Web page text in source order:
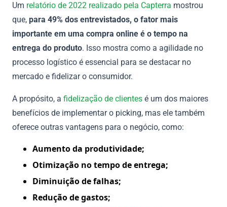
Um relatório de 2022 realizado pela Capterra mostrou
que, para 49% dos entrevistados, o fator mais
importante em uma compra online é o tempo na
entrega do produto. Isso mostra como a agilidade no
processo logístico é essencial para se destacar no
mercado e fidelizar o consumidor.
A propósito, a fidelização de clientes é um dos maiores
benefícios de implementar o picking, mas ele também
oferece outras vantagens para o negócio, como:
Aumento da produtividade;
Otimização no tempo de entrega;
Diminuição de falhas;
Redução de gastos;